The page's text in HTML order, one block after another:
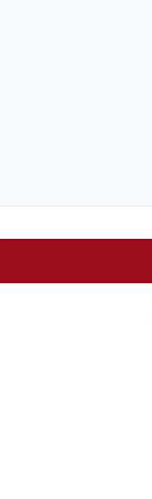
Perú